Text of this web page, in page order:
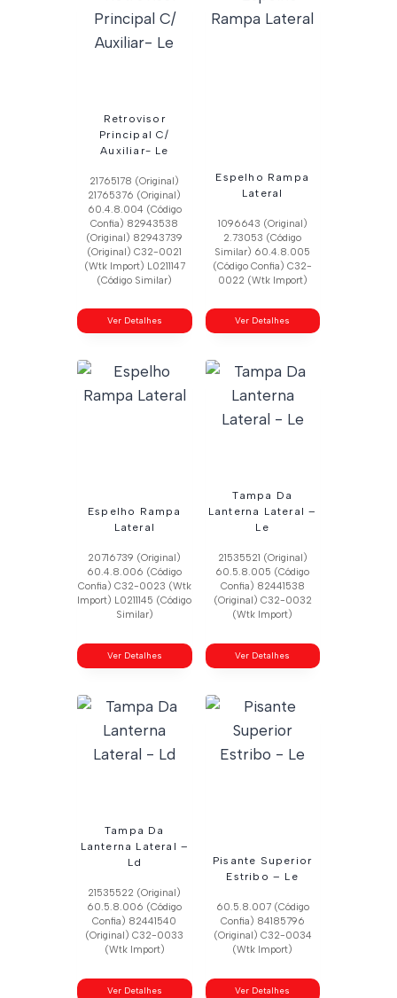
Retrovisor
Principal C/
Auxiliar- Le
21765178 (Original)
21765376 (Original)
60.4.8.004 (Código
Confia) 82943538
(Original) 82943739
(Original) C32-0021
(Wtk Import) L0211147
(Código Similar)
Ver Detalhes
Espelho Rampa
Lateral
1096643 (Original)
2.73053 (Código
Similar) 60.4.8.005
(Código Confia) C32-
0022 (Wtk Import)
Ver Detalhes
Espelho Rampa
Lateral
20716739 (Original)
60.4.8.006 (Código
Confia) C32-0023 (Wtk
Import) L0211145 (Código
Similar)
Ver Detalhes
Tampa Da
Lanterna Lateral –
Le
21535521 (Original)
60.5.8.005 (Código
Confia) 82441538
(Original) C32-0032
(Wtk Import)
Ver Detalhes
Tampa Da
Lanterna Lateral –
Ld
21535522 (Original)
60.5.8.006 (Código
Confia) 82441540
(Original) C32-0033
(Wtk Import)
Ver Detalhes
Pisante Superior
Estribo – Le
60.5.8.007 (Código
Confia) 84185796
(Original) C32-0034
(Wtk Import)
Ver Detalhes